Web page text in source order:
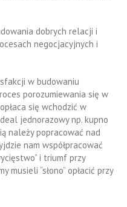
dobrych relacji i
negocjacyjnych i
w budowaniu
porozumiewania się w
się wchodzić w
jednorazowy np. kupno
należy popracować nad
nam współpracować
i triumf przy
musieli “słono” opłacić przy